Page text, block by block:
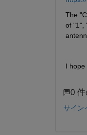
The
of "1",
I hope
0 件
サイン